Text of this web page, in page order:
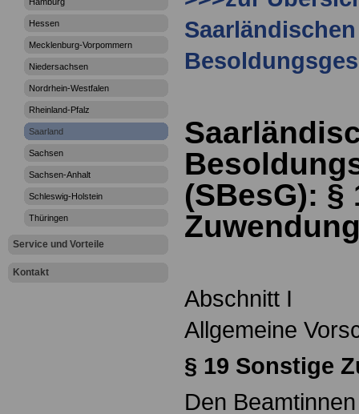
Hessen
Mecklenburg-Vorpommern
Niedersachsen
Nordrhein-Westfalen
Rheinland-Pfalz
Saarland
Sachsen
Sachsen-Anhalt
Schleswig-Holstein
Thüringen
Service und Vorteile
Kontakt
Saarländischen
(SBesG): §
Abschnitt I
Allgemeine
§ 19 Sonstige
Den